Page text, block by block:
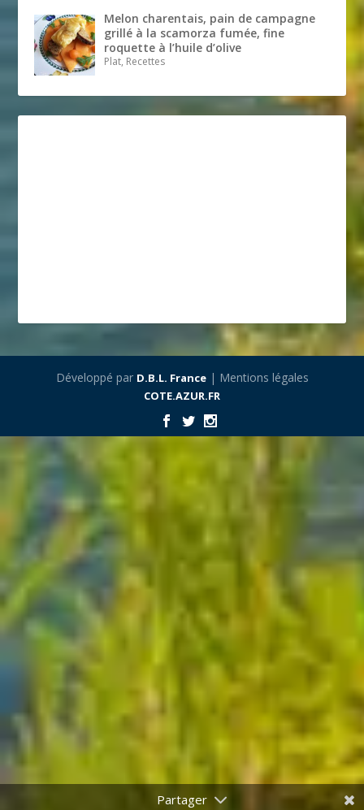
Melon charentais, pain de campagne
grillé à la scamorza fumée, fine
roquette à l’huile d’olive
Plat, Recettes
Développé par D.B.L. France| Mentions légales
COTE.AZUR.FR